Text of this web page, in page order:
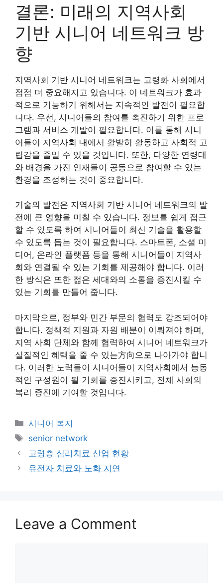
결론: 미래의 지역사회
기반 시니어 네트워크 방
향
지역사회 기반 시니어 네트워크는 고령화 사회에서
점점 더 중요해지고 있습니다. 이 네트워크가 효과
적으로 기능하기 위해서는 지속적인 발전이 필요합
니다. 우선, 시니어들의 참여를 촉진하기 위한 프로
그램과 서비스 개발이 필요합니다. 이를 통해 시니
어들이 지역사회 내에서 활발히 활동하고 사회적 고
립감을 줄일 수 있을 것입니다. 또한, 다양한 연령대
와 배경을 가진 인재들이 공동으로 참여할 수 있는
환경을 조성하는 것이 중요합니다.
기술의 발전은 지역사회 기반 시니어 네트워크의 발
전에 큰 영향을 미칠 수 있습니다. 정보를 쉽게 접근
할 수 있도록 하여 시니어들이 최신 기술을 활용할
수 있도록 돕는 것이 필요합니다. 스마트폰, 소셜 미
디어, 온라인 플랫폼 등을 통해 시니어들이 지역사
회와 연결될 수 있는 기회를 제공해야 합니다. 이러
한 방식은 또한 젊은 세대와의 소통을 증진시킬 수
있는 기회를 만들어 줍니다.
마지막으로, 정부와 민간 부문의 협력도 강조되어야
합니다. 정책적 지원과 자원 배분이 이뤄져야 하며,
지역 사회 단체와 함께 협력하여 시니어 네트워크가
실질적인 혜택을 줄 수 있는方向으로 나아가야 합니
다. 이러한 노력들이 시니어들이 지역사회에서 능동
적인 구성원이 될 기회를 증진시키고, 전체 사회의
복리 증진에 기여할 것입니다.
Categories
시니어 복지
Tags
senior network
고령층 심리치료 산업 현황
유전자 치료와 노화 지연
Leave a Comment